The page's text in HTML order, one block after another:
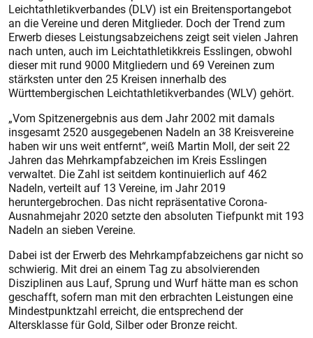
Leichtathletikverbandes (DLV) ist ein Breitensportangebot
an die Vereine und deren Mitglieder. Doch der Trend zum
Erwerb dieses Leistungsabzeichens zeigt seit vielen Jahren
nach unten, auch im Leichtathletikkreis Esslingen, obwohl
dieser mit rund 9000 Mitgliedern und 69 Vereinen zum
stärksten unter den 25 Kreisen innerhalb des
Württembergischen Leichtathletikverbandes (WLV) gehört.
„Vom Spitzenergebnis aus dem Jahr 2002 mit damals
insgesamt 2520 ausgegebenen Nadeln an 38 Kreisvereine
haben wir uns weit entfernt“, weiß Martin Moll, der seit 22
Jahren das Mehrkampfabzeichen im Kreis Esslingen
verwaltet. Die Zahl ist seitdem kontinuierlich auf 462
Nadeln, verteilt auf 13 Vereine, im Jahr 2019
heruntergebrochen. Das nicht repräsentative Corona-
Ausnahmejahr 2020 setzte den absoluten Tiefpunkt mit 193
Nadeln an sieben Vereine.
Dabei ist der Erwerb des Mehrkampfabzeichens gar nicht so
schwierig. Mit drei an einem Tag zu absolvierenden
Disziplinen aus Lauf, Sprung und Wurf hätte man es schon
geschafft, sofern man mit den erbrachten Leistungen eine
Mindestpunktzahl erreicht, die entsprechend der
Altersklasse für Gold, Silber oder Bronze reicht.